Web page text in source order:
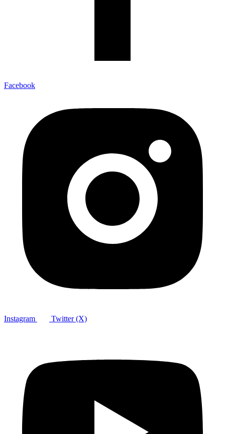
Facebook
Instagram Twitter (X)